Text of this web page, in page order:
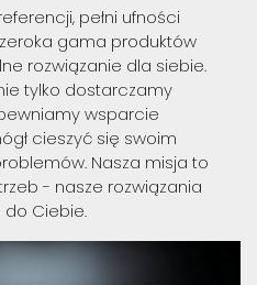
pełni ufności
gama produktów
rozwiązanie dla siebie.
tylko dostarczamy
wsparcie
cieszyć się swoim
Nasza misja to
- nasze rozwiązania
Ciebie.